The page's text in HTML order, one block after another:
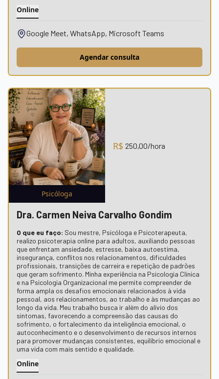
Online
Google Meet, WhatsApp, Microsoft Teams
Agendar consulta
Psicóloga
R$ 250,00/hora
Dra. Carmen Neiva Carvalho Gondim
O que eu faço: Sou mestre, Psicóloga e Psicoterapeuta,
realizo psicoterapia online para adultos, auxiliando pessoas
que enfrentam ansiedade, estresse, baixa autoestima,
insegurança, conflitos nos relacionamentos, dificuldades
profissionais, transições de carreira e repetição de padrões
que geram sofrimento. Minha experiência na Psicologia Clínica
e na Psicologia Organizacional me permite compreender de
forma ampla os desafios emocionais relacionados à vida
pessoal, aos relacionamentos, ao trabalho e às mudanças ao
longo da vida. Meu trabalho busca ir além do alívio dos
sintomas, favorecendo a compreensão das causas do
sofrimento, o fortalecimento da inteligência emocional, o
autoconhecimento e o desenvolvimento de recursos internos
para promover mudanças consistentes, equilíbrio emocional e
uma vida com mais sentido e qualidade.
Online